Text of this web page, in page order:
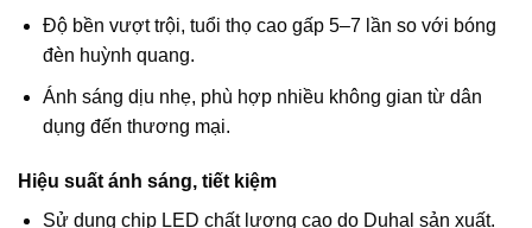
Độ bền vượt trội, tuổi thọ cao gấp 5–7 lần so với bóng
đèn huỳnh quang.
Ánh sáng dịu nhẹ, phù hợp nhiều không gian từ dân
dụng đến thương mại.
Hiệu suất ánh sáng, tiết kiệm
Sử dụng chip LED chất lượng cao do Duhal sản xuất.